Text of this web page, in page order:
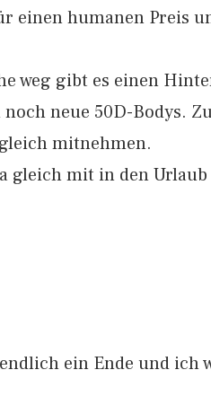
einen humanen Preis
weg gibt es einen
neue 50D-Bodys.
mitnehmen.
gleich mit in den
ein Ende und ich